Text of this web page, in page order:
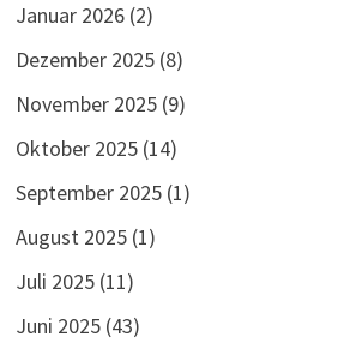
Januar 2026 (2)
Dezember 2025 (8)
November 2025 (9)
Oktober 2025 (14)
September 2025 (1)
August 2025 (1)
Juli 2025 (11)
Juni 2025 (43)